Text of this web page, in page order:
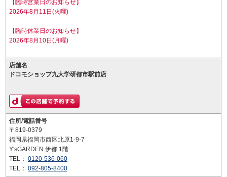
【臨時営業日のお知らせ】
2026年8月11日(火曜)
【臨時休業日のお知らせ】
2026年8月10日(月曜)
店舗名
ドコモショップ九大学研都市駅前店
住所/電話番号
〒819-0379
福岡県福岡市西区北原1-9-7
Y'sGARDEN 伊都 1階
TEL： 0120-536-060
TEL： 092-805-8400